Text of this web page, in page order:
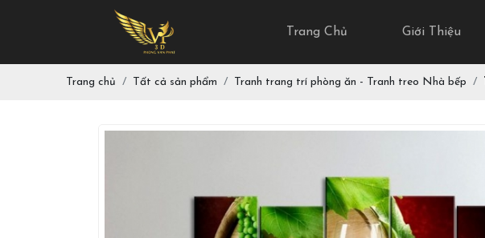
Trang Chủ Giới Thiệu
Trang chủ Tất cả sản phẩm Tranh trang trí phòng ăn - Tranh treo Nhà bếp